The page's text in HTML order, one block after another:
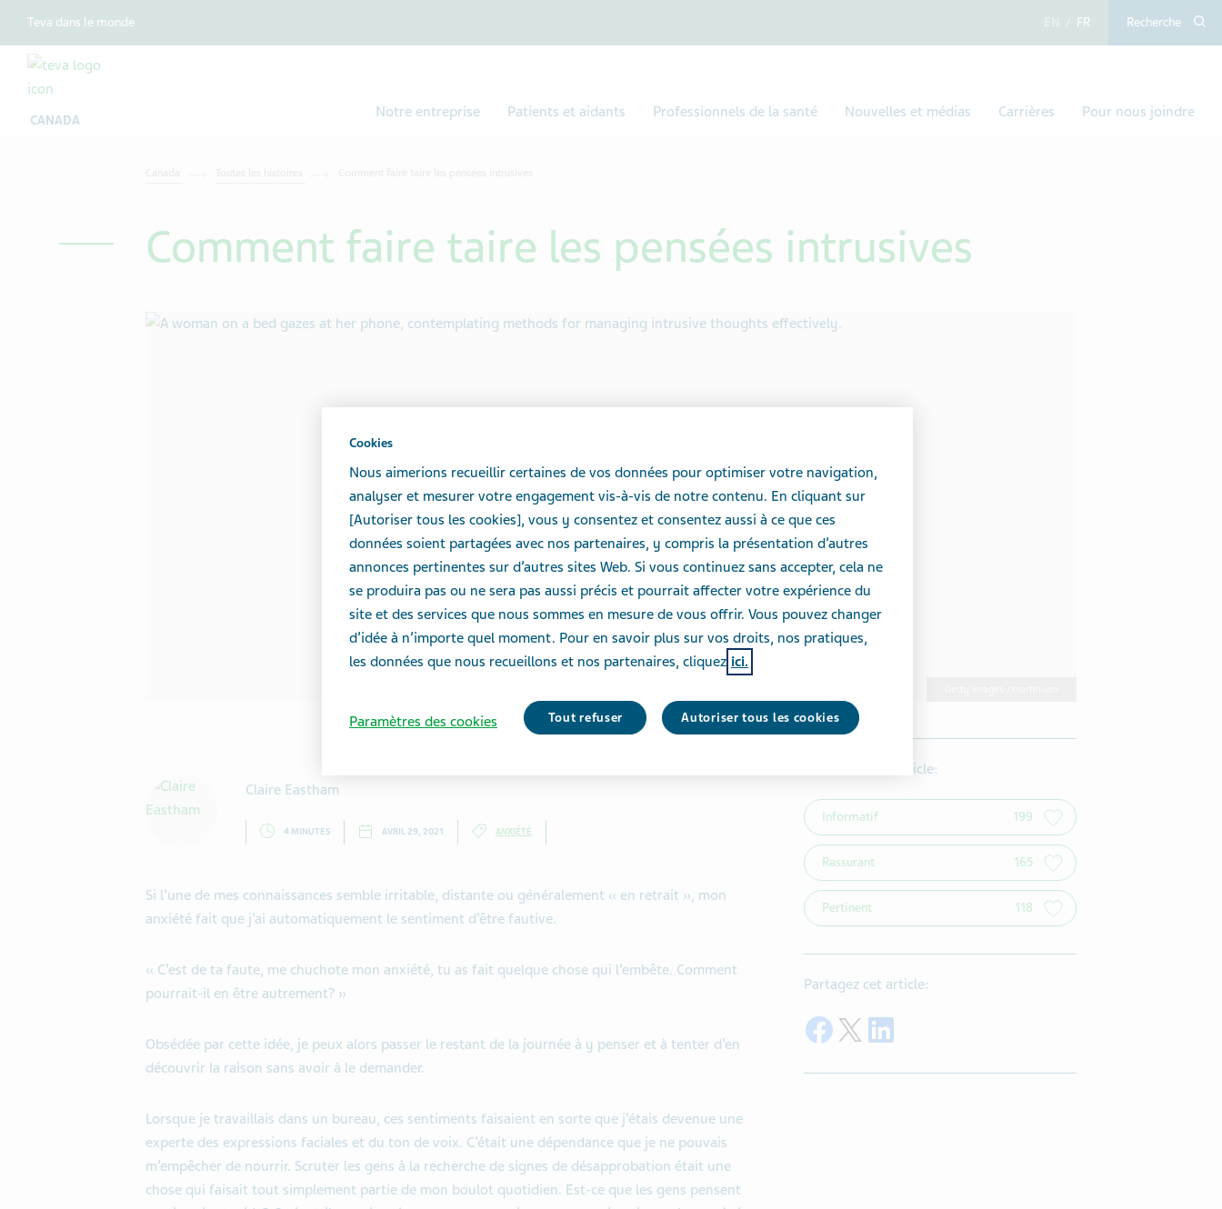
Teva dans le monde anglais françaisRecherche
Notre entreprise Patients et aidants Professionnels de la santé Nouvelles et médias Carrières Pour nous joindre
CANADA
Comment faire taire les pensées intrusives
Claire Eastham
4 MINUTES AVRIL 29, 2021 ANXIÉTÉ
Si l’une de mes connaissances semble irritable, distante ou généralement « en retrait », mon
anxiété fait que j’ai automatiquement le sentiment d’être fautive.
« C’est de ta faute, me chuchote mon anxiété, tu as fait quelque chose qui l’embête. Comment
pourrait-il en être autrement? »
Obsédée par cette idée, je peux alors passer le restant de la journée à y penser et à tenter d’en
découvrir la raison sans avoir à le demander.
Lorsque je travaillais dans un bureau, ces sentiments faisaient en sorte que j’étais devenue une
experte des expressions faciales et du ton de voix. C’était une dépendance que je ne pouvais
m’empêcher de nourrir. Scruter les gens à la recherche de signes de désapprobation était une
chose qui faisait tout simplement partie de mon boulot quotidien. Est-ce que les gens pensent
J’ai trouvé cet article:
Informatif 199
Rassurant 165
Pertinent 118
Partagez cet article:
Share on Facebook
Share on Twitter
Cookies
Nous aimerions recueillir certaines de vos données pour optimiser votre navigation,
analyser et mesurer votre engagement vis-à-vis de notre contenu. En cliquant sur
[Autoriser tous les cookies], vous y consentez et consentez aussi à ce que ces
données soient partagées avec nos partenaires, y compris la présentation d’autres
annonces pertinentes sur d’autres sites Web. Si vous continuez sans accepter, cela ne
se produira pas ou ne sera pas aussi précis et pourrait affecter votre expérience du
site et des services que nous sommes en mesure de vous offrir. Vous pouvez changer
d’idée à n’importe quel moment. Pour en savoir plus sur vos droits, nos pratiques,
les données que nous recueillons et nos partenaires, cliquez ici.
Tout refuser Autoriser tous les cookies
Paramètres des cookies